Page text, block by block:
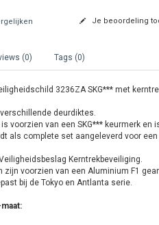
Je beoordeling
(0) Tags (0)
3236ZA SKG*** met
deurdiktes.
voorzien van een SKG*** keurmerk
als complete set aangeleverd voor een
Kerntrekbeveiliging.
voorzien van een Aluminium F1
bij de Tokyo en Antlanta serie.